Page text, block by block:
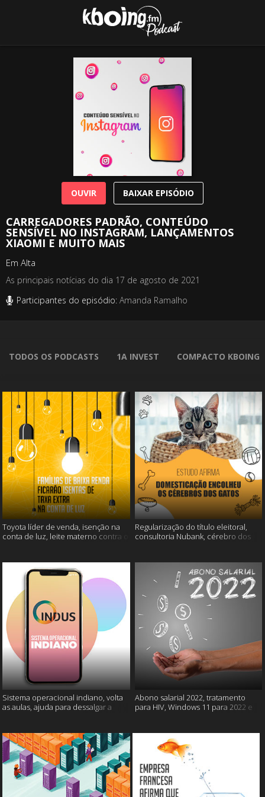
CARREGADORES PADRÃO, CONTEÚDO
SENSÍVEL NO INSTAGRAM, LANÇAMENTOS
XIAOMI E MUITO MAIS
Em Alta
As principais notícias do dia 17 de agosto de 2021
Participantes do episódio: Amanda Ramalho
OUVIR BAIXAR EPISÓDIO
TODOS OS PODCASTS 1A INVEST COMPACTO KBOING
Toyota líder de venda, isenção na
conta de luz, leite materno contra o
Regularização do título eleitoral,
consultoria Nubank, cérebro dos
Sistema operacional indiano, volta
as aulas, ajuda para dessalgar a
Abono salarial 2022, tratamento
para HIV, Windows 11 para 2022 e